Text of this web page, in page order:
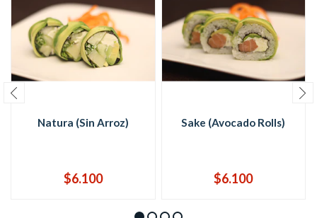
Natura (Sin Arroz)
$6.100
Sake (Avocado Rolls)
$6.100